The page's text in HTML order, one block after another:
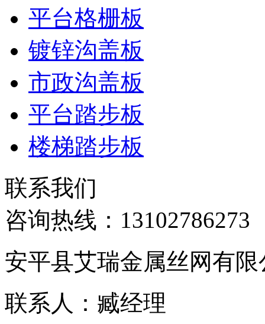
平台格栅板
镀锌沟盖板
市政沟盖板
平台踏步板
楼梯踏步板
联系我们
咨询热线： 13102786273
安平县艾瑞金属丝网有限
联系人：臧经理